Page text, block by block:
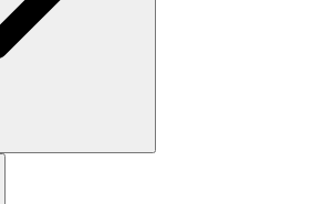
niet letterlijk verplicht, maar de AI Act